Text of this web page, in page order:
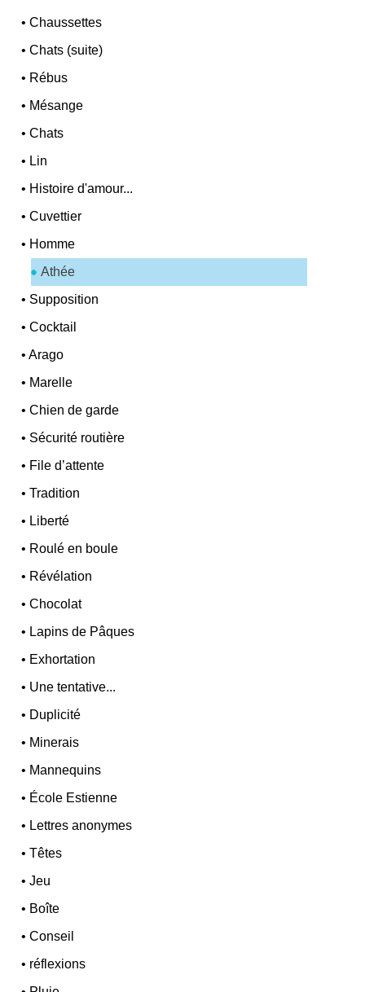
•Chaussettes
•Chats (suite)
• Rébus
• Mésange
•Chats
• Lin
• Histoire d'amour...
•Cuvettier
• Homme
Athée
• Supposition
•Cocktail
•Arago
• Marelle
•Chien de garde
• Sécurité routière
• File d’attente
•Tradition
• Liberté
• Roulé en boule
• Révélation
•Chocolat
• Lapins de Pâques
• Exhortation
• Une tentative...
• Duplicité
• Minerais
• Mannequins
• École Estienne
• Lettres anonymes
•Têtes
•Jeu
• Boîte
•Conseil
• réflexions